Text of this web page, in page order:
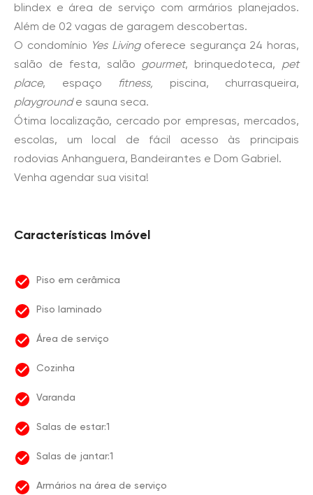
blindex e área de serviço com armários planejados.
Além de 02 vagas de garagem descobertas.
O condomínio Yes Livingoferece segurança 24 horas,
salão de festa, salão gourmet, brinquedoteca, pet
place, espaço fitness, piscina, churrasqueira,
playgrounde sauna seca.
Ótima localização, cercado por empresas, mercados,
escolas, um local de fácil acesso às principais
rodovias Anhanguera, Bandeirantes e Dom Gabriel.
Venha agendar sua visita!
Características Imóvel
Piso em cerâmica
Piso laminado
Área de serviço
Cozinha
Varanda
Salas de estar:1
Salas de jantar:1
Armários na área de serviço